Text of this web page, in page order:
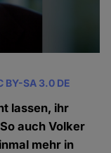
BY-SA 3.0 DE
lassen, ihr
auch Volker
mehr in